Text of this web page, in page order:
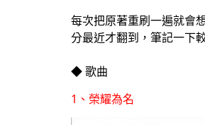
每次把原著重刷一遍就會
分最近才翻到，筆記一下
◆ 歌曲
1、榮耀為名